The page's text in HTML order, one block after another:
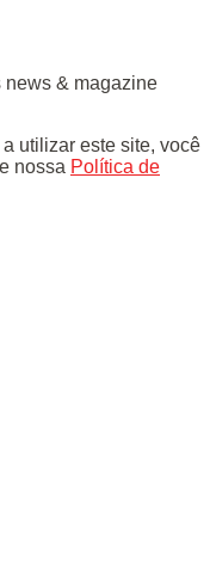
news & magazine
utilizar este site, você
nossa Política de